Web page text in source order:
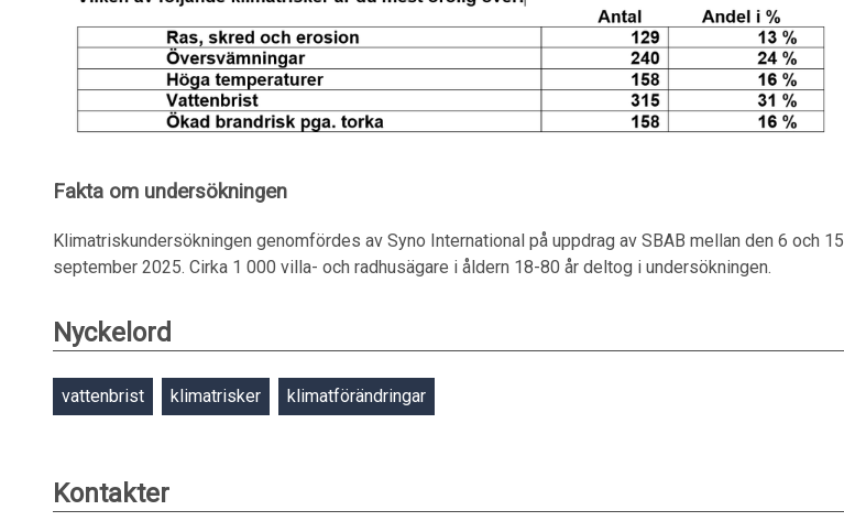
Fakta om undersökningen
Klimatriskundersökningen genomfördes av Syno International på uppdrag av SBAB mellan den 6 och 15
september 2025. Cirka 1 000 villa- och radhusägare i åldern 18-80 år deltog i undersökningen.
Nyckelord
vattenbrist klimatrisker klimatförändringar
Kontakter